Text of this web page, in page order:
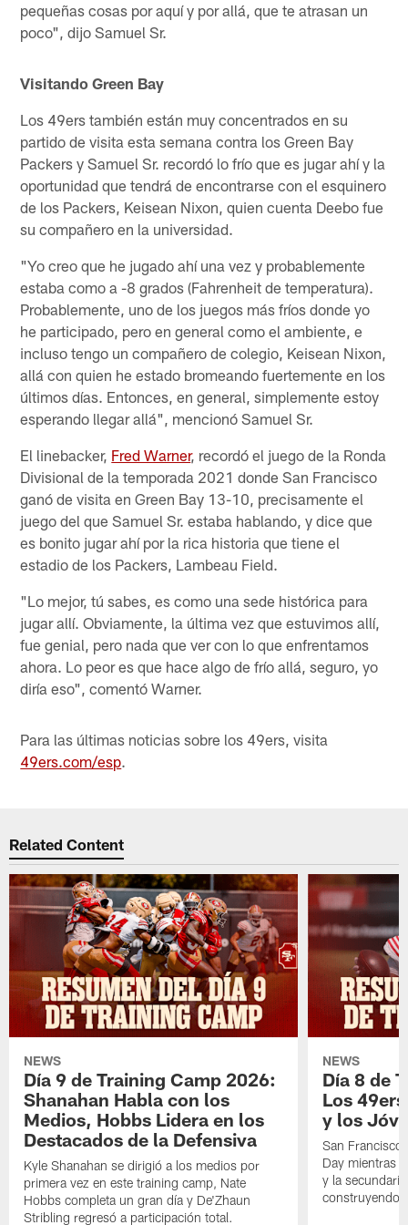
pequeñas cosas por aquí y por allá, que te atrasan un
poco", dijo Samuel Sr.
Visitando Green Bay
Los 49ers también están muy concentrados en su
partido de visita esta semana contra los Green Bay
Packers y Samuel Sr. recordó lo frío que es jugar ahí y la
oportunidad que tendrá de encontrarse con el esquinero
de los Packers, Keisean Nixon, quien cuenta Deebo fue
su compañero en la universidad.
"Yo creo que he jugado ahí una vez y probablemente
estaba como a -8 grados (Fahrenheit de temperatura).
Probablemente, uno de los juegos más fríos donde yo
he participado, pero en general como el ambiente, e
incluso tengo un compañero de colegio, Keisean Nixon,
allá con quien he estado bromeando fuertemente en los
últimos días. Entonces, en general, simplemente estoy
esperando llegar allá", mencionó Samuel Sr.
El linebacker, Fred Warner, recordó el juego de la Ronda
Divisional de la temporada 2021 donde San Francisco
ganó de visita en Green Bay 13-10, precisamente el
juego del que Samuel Sr. estaba hablando, y dice que
es bonito jugar ahí por la rica historia que tiene el
estadio de los Packers, Lambeau Field.
"Lo mejor, tú sabes, es como una sede histórica para
jugar allí. Obviamente, la última vez que estuvimos allí,
fue genial, pero nada que ver con lo que enfrentamos
ahora. Lo peor es que hace algo de frío allá, seguro, yo
diría eso", comentó Warner.
Para las últimas noticias sobre los 49ers, visita
49ers.com/esp.
Related Content
NEWS
Día 9 de Training Camp 2026:
Shanahan Habla con los
Medios, Hobbs Lidera en los
Destacados de la Defensiva
Kyle Shanahan se dirigió a los medios por
primera vez en este training camp, Nate
Hobbs completa un gran día y De'Zhaun
Stribling regresó a participación total.
NEWS
Día 8 de
Los
y los
San
Day mientras
y la
construyendo